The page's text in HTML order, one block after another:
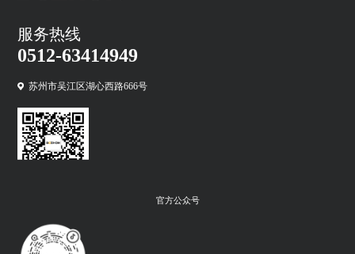
服务热线
0512-63414949
苏州市吴江区湖心西路666号
官方公众号